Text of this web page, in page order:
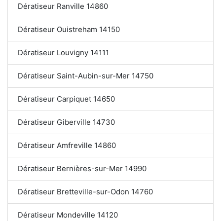
Dératiseur Ranville 14860
Dératiseur Ouistreham 14150
Dératiseur Louvigny 14111
Dératiseur Saint-Aubin-sur-Mer 14750
Dératiseur Carpiquet 14650
Dératiseur Giberville 14730
Dératiseur Amfreville 14860
Dératiseur Bernières-sur-Mer 14990
Dératiseur Bretteville-sur-Odon 14760
Dératiseur Mondeville 14120